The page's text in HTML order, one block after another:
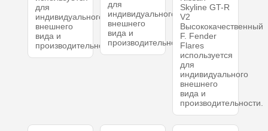
для
индивидуального
внешнего
вида и
производительности.
для
индивидуального
внешнего
вида и
производительности.
Skyline GT-R
V2
Высококачественный
F. Fender
Flares
используется
для
индивидуального
внешнего
вида и
производительности.